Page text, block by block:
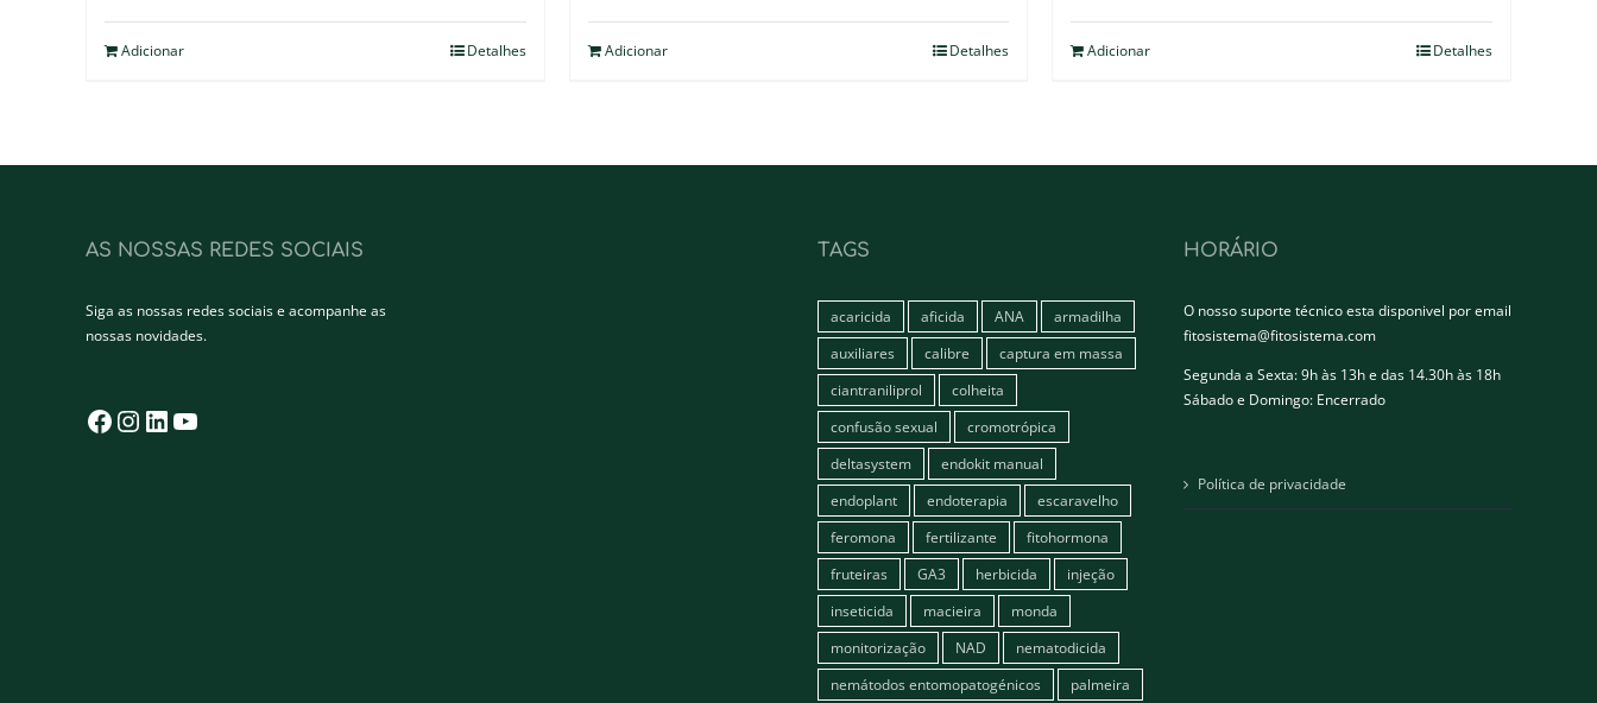
Adicionar Detalhes Adicionar Detalhes Adicionar Detalhes
AS NOSSAS REDES SOCIAIS
Siga as nossas redes sociais e acompanhe as
nossas novidades.
Facebook
Instagram
LinkedIn
TAGS
acaricida aficida ANA
armadilha
auxiliares
calibre
captura em massa
ciantraniliprol
colheita
confusão sexual
cromotrópica
deltasystem
endokit manual
endoplant
endoterapia
escaravelho
feromona
fertilizante
fitohormona
fruteiras
GA3 herbicida
injeção
inseticida
macieira
monda
monitorização
NAD
nematodicida
nemátodos entomopatogénicos
palmeira
HORÁRIO
O nosso suporte técnico esta disponivel por email
fitosistema@fitosistema.com
Segunda a Sexta: 9h às 13h e das 14.30h às 18h
Sábado e Domingo: Encerrado
Política de privacidade